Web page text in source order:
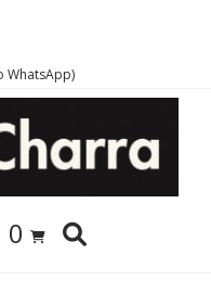
WhatsApp)
0